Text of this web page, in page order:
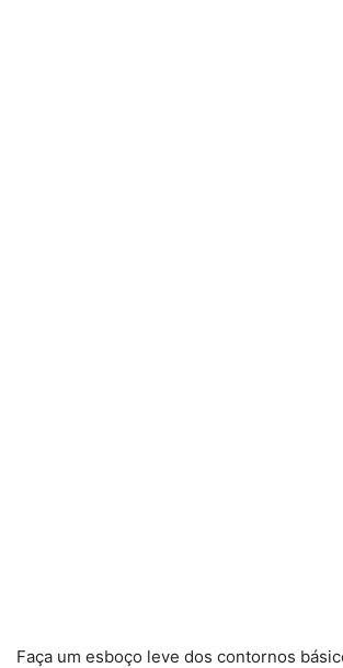
Faça um esboço leve dos contornos